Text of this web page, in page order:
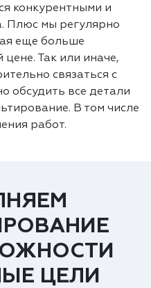
конкурентными и
Плюс мы регулярно
еще больше
Так или иначе,
связаться с
обсудить все детали
В том числе
работ.
ЦЕЛИ